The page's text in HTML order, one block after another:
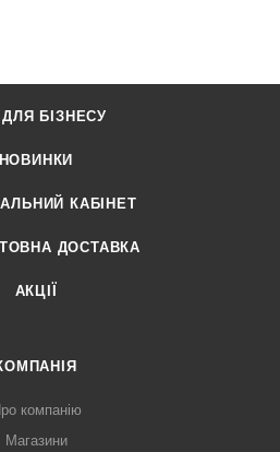
БІЗНЕСУ
НОВИНКИ
КАБІНЕТ
ДОСТАВКА
АКЦІЇ
компанію
Магазини